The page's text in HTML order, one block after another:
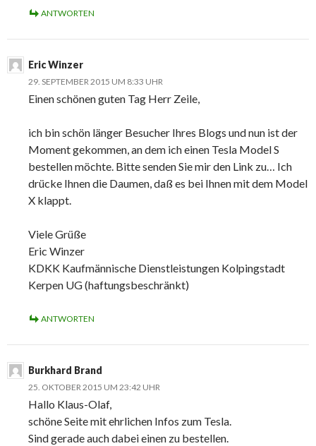
ANTWORTEN
Eric Winzer
29. SEPTEMBER 2015 UM 8:33 UHR
Einen schönen guten Tag Herr Zeile,
ich bin schön länger Besucher Ihres Blogs und nun ist der
Moment gekommen, an dem ich einen Tesla Model S
bestellen möchte. Bitte senden Sie mir den Link zu… Ich
drücke Ihnen die Daumen, daß es bei Ihnen mit dem Model
X klappt.
Viele Grüße
Eric Winzer
KDKK Kaufmännische Dienstleistungen Kolpingstadt
Kerpen UG (haftungsbeschränkt)
ANTWORTEN
Burkhard Brand
25. OKTOBER 2015 UM 23:42 UHR
Hallo Klaus-Olaf,
schöne Seite mit ehrlichen Infos zum Tesla.
Sind gerade auch dabei einen zu bestellen.